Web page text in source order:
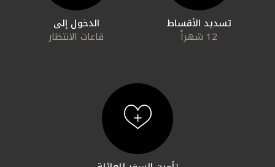
مصر
تسديد الأقساط
12 شهراً
الدخول إلى
قاعات الانتظار